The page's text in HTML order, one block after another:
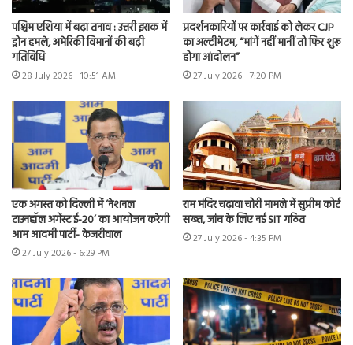
पश्चिम एशिया में बढ़ा तनाव : उत्तरी इराक में
ड्रोन हमले, अमेरिकी विमानों की बढ़ी
गतिविधि
28 July 2026 - 10:51 AM
प्रदर्शनकारियों पर कार्रवाई को लेकर CJP
का अल्टीमेटम, “मांगें नहीं मानीं तो फिर शुरू
होगा आंदोलन”
27 July 2026 - 7:20 PM
एक अगस्त को दिल्ली में ‘नेशनल
टाउनहॉल अगेंस्ट ई-20’ का आयोजन करेगी
आम आदमी पार्टी- केजरीवाल
27 July 2026 - 6:29 PM
राम मंदिर चढ़ावा चोरी मामले में सुप्रीम कोर्ट
सख्त, जांच के लिए नई SIT गठित
27 July 2026 - 4:35 PM